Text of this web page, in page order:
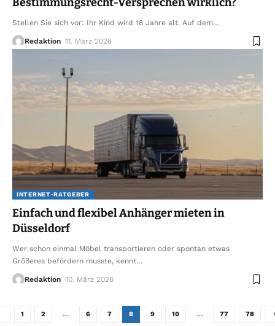
Stellen Sie sich vor: Ihr Kind wird 18 Jahre alt. Auf dem…
Redaktion 11. März 2026
INTERNET-RATGEBER
Einfach und flexibel Anhänger mieten in
Düsseldorf
Wer schon einmal Möbel transportieren oder spontan etwas
Größeres befördern musste, kennt…
Redaktion 10. März 2026
1 2 … 6 7 8 9 10 … 77 78